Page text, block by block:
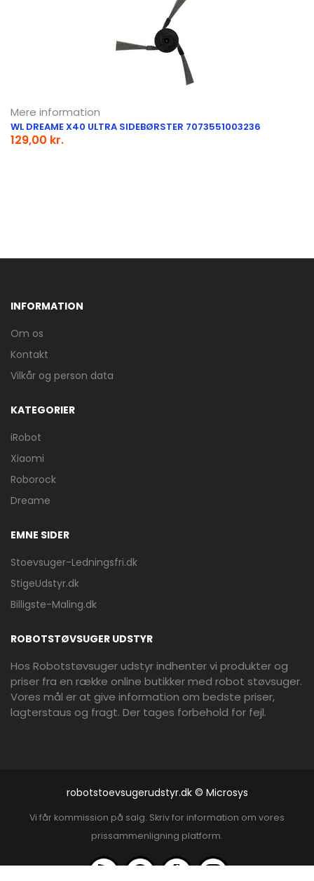
Mere information
WL DREAME X40 ULTRA SIDEBØRSTER 7073551003236
129,00 kr.
INFORMATION
Om os
Kontakt
Vilkår og person data
KATEGORIER
iRobot
Xiaomi
Roborock
Dreame
EMNE SIDER
Stoevsuger-Ledningsfri.dk
StigeUdstyr.dk
Billigste-Maling.dk
ROBOTSTØVSUGER UDSTYR
Hos Robotstøvsuger udstyr indhenter vi produkter og
priser fra en række online butikker med robot støvsuger.
Vores mål er at give information om bedste priser,
lagterstaus og fragt. Der tages forbehold for fejl.
robotstoevsugerudstyr.dk © Microsys
Vi får kommission på salg. Skriv for information om vores
prissammenligning platform.